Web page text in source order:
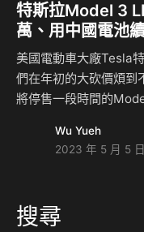
特斯拉Model 3
萬、用中國電池
美國電動車大廠Tesla
們在年初的大砍價煩到
將停售一段時間的
內的事，畢竟Model 3
長續航版本也要一次
因為候車期間太長的關
Wu Yueh
2023 年 5 月 5 日
搜尋